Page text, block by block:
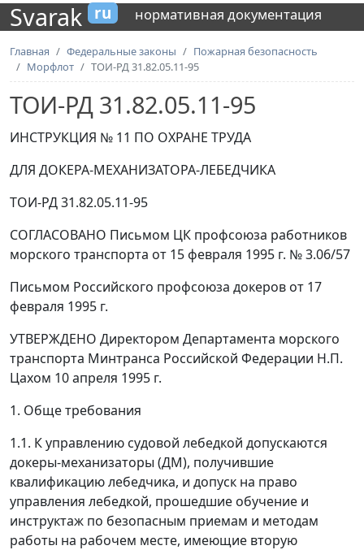
Svarak ru нормативная документация
Главная Федеральные законы
Пожарная безопасность
Морфлот
ТОИ-РД 31.82.05.11-95
ТОИ-РД 31.82.05.11-95
ИНСТРУКЦИЯ № 11 ПО ОХРАНЕ ТРУДА
ДЛЯ ДОКЕРА-МЕХАНИЗАТОРА-ЛЕБЕДЧИКА
ТОИ-РД 31.82.05.11-95
СОГЛАСОВАНО Письмом ЦК профсоюза работников
морского транспорта от 15 февраля 1995 г. № 3.06/57
Письмом Российского профсоюза докеров от 17
февраля 1995 г.
УТВЕРЖДЕНО Директором Департамента морского
транспорта Минтранса Российской Федерации Н.П.
Цахом 10 апреля 1995 г.
1. Обще требования
1.1. К управлению судовой лебедкой допускаются
докеры-механизаторы (ДМ), получившие
квалификацию лебедчика, и допуск на право
управления лебедкой, прошедшие обучение и
инструктаж по безопасным приемам и методам
работы на рабочем месте, имеющие вторую